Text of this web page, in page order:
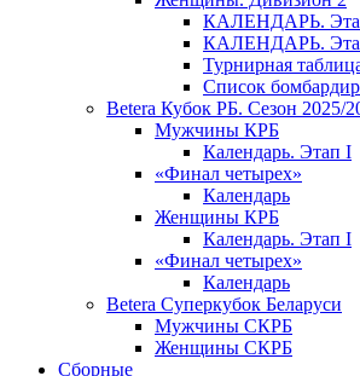
КАЛЕНДАРЬ.
КАЛЕНДАРЬ.
Турнирная
Список
Betera Кубок РБ. Сезон 2025/
Мужчины КРБ
Календарь. Этап I
«Финал четырех»
Календарь
Женщины КРБ
Календарь. Этап I
«Финал четырех»
Календарь
Betera Суперкубок Беларуси
Мужчины СКРБ
Женщины СКРБ
Сборные